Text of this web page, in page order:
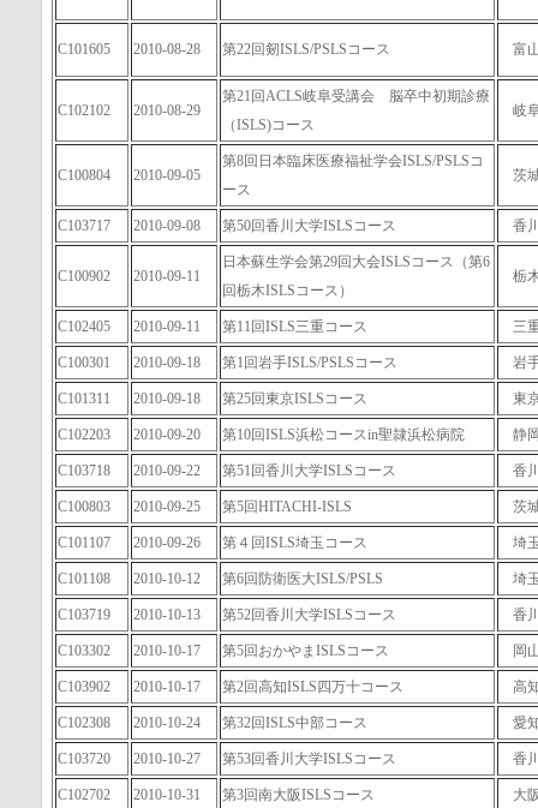
C101605 2010-08-28 第22回剱ISLS/PSLSコース 富
C102102 2010-08-29
第21回ACLS岐阜受講会 脳卒中初期診療
（ISLS)コース
岐
C100804 2010-09-05
第8回日本臨床医療福祉学会ISLS/PSLSコ
ース
茨
C103717 2010-09-08 第50回香川大学ISLSコース 香
C100902 2010-09-11
日本蘇生学会第29回大会ISLSコース（第6
回栃木ISLSコース）
栃
C102405 2010-09-11 第11回ISLS三重コース 三
C100301 2010-09-18 第1回岩手ISLS/PSLSコース 岩
C101311 2010-09-18 第25回東京ISLSコース 東
C102203 2010-09-20 第10回ISLS浜松コースin聖隷浜松病院 静
C103718 2010-09-22 第51回香川大学ISLSコース 香
C100803 2010-09-25 第5回HITACHI-ISLS 茨
C101107 2010-09-26 第４回ISLS埼玉コース 埼
C101108 2010-10-12 第6回防衛医大ISLS/PSLS 埼
C103719 2010-10-13 第52回香川大学ISLSコース 香
C103302 2010-10-17 第5回おかやまISLSコース 岡
C103902 2010-10-17 第2回高知ISLS四万十コース 高
C102308 2010-10-24 第32回ISLS中部コース 愛
C103720 2010-10-27 第53回香川大学ISLSコース 香
C102702 2010-10-31 第3回南大阪ISLSコース 大